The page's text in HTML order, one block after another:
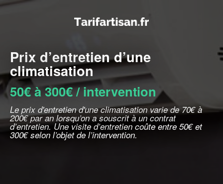
Prix d’entretien d’une
climatisation
50€ à 300€ / intervention
Le prix d'entretien d'une climatisation varie de 70€ à
200€ par an lorsqu’on a souscrit à un contrat
d’entretien. Une visite d’entretien coûte entre 50€ et
300€ selon l’objet de l’intervention.